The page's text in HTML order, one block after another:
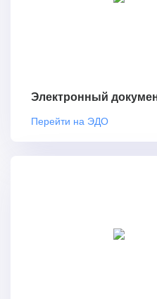
Электронный
Перейти на ЭДО